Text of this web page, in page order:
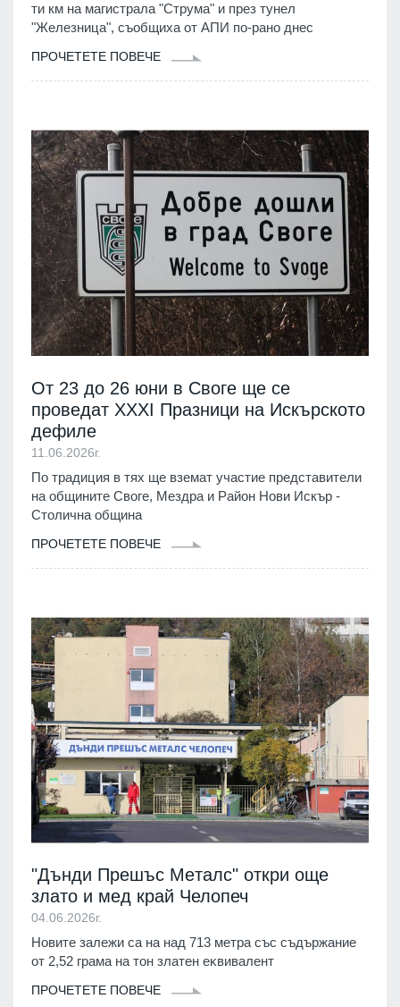
ти км на магистрала "Струма" и през тунел
"Железница", съобщиха от АПИ по-рано днес
ПРОЧЕТЕТЕ ПОВЕЧЕ
От 23 до 26 юни в Своге ще се
проведат XXXI Празници на Искърското
дефиле
11.06.2026г.
По традиция в тях ще вземат участие представители
на общините Своге, Мездра и Район Нови Искър -
Столична община
ПРОЧЕТЕТЕ ПОВЕЧЕ
"Дънди Πpeшъc Meтaлc" откри още
злато и мед край Челопеч
04.06.2026г.
Новите залежи са на нaд 713 мeтpa cъc cъдъpжaниe
oт 2,52 гpaмa нa тoн злaтeн eĸвивaлeнт
ПРОЧЕТЕТЕ ПОВЕЧЕ